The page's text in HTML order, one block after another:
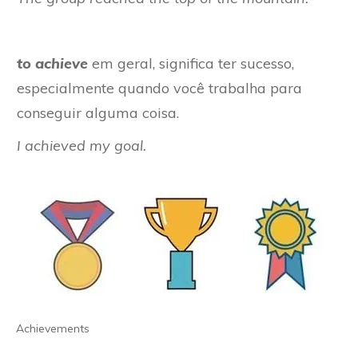
to achieve em geral, significa ter sucesso,
especialmente quando você trabalha para
conseguir alguma coisa.
I achieved my goal.
Achievements